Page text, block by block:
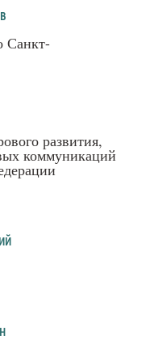
Санкт-
развития,
коммуникаций